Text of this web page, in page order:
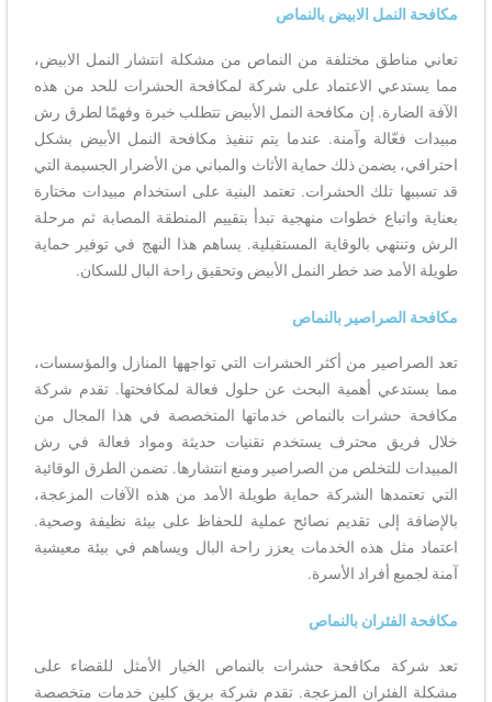
مكافحة النمل الابيض بالنماص
تعاني مناطق مختلفة من النماص من مشكلة انتشار النمل الابيض،
مما يستدعي الاعتماد على شركة لمكافحة الحشرات للحد من هذه
الآفة الضارة. إن مكافحة النمل الأبيض تتطلب خبرة وفهمًا لطرق رش
مبيدات فعّالة وآمنة. عندما يتم تنفيذ مكافحة النمل الأبيض بشكل
احترافي، يضمن ذلك حماية الأثاث والمباني من الأضرار الجسيمة التي
قد تسببها تلك الحشرات. تعتمد البنية على استخدام مبيدات مختارة
بعناية واتباع خطوات منهجية تبدأ بتقييم المنطقة المصابة ثم مرحلة
الرش وتنتهي بالوقاية المستقبلية. يساهم هذا النهج في توفير حماية
طويلة الأمد ضد خطر النمل الأبيض وتحقيق راحة البال للسكان.
مكافحة الصراصير بالنماص
تعد الصراصير من أكثر الحشرات التي تواجهها المنازل والمؤسسات،
مما يستدعي أهمية البحث عن حلول فعالة لمكافحتها. تقدم شركة
مكافحة حشرات بالنماص خدماتها المتخصصة في هذا المجال من
خلال فريق محترف يستخدم تقنيات حديثة ومواد فعالة في رش
المبيدات للتخلص من الصراصير ومنع انتشارها. تضمن الطرق الوقائية
التي تعتمدها الشركة حماية طويلة الأمد من هذه الآفات المزعجة،
بالإضافة إلى تقديم نصائح عملية للحفاظ على بيئة نظيفة وصحية.
اعتماد مثل هذه الخدمات يعزز راحة البال ويساهم في بيئة معيشية
آمنة لجميع أفراد الأسرة.
مكافحة الفئران بالنماص
تعد شركة مكافحة حشرات بالنماص الخيار الأمثل للقضاء على
مشكلة الفئران المزعجة. تقدم شركة بريق كلين خدمات متخصصة